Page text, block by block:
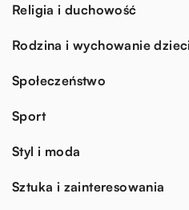
Religia i duchowość
Rodzina i wychowanie dzieci
Społeczeństwo
Sport
Styl i moda
Sztuka i zainteresowania